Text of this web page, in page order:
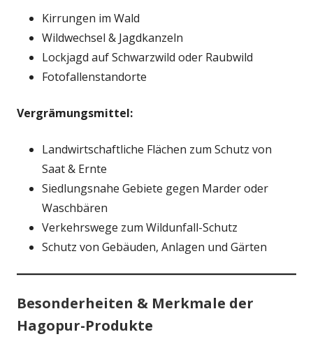
Kirrungen im Wald
Wildwechsel & Jagdkanzeln
Lockjagd auf Schwarzwild oder Raubwild
Fotofallenstandorte
Vergrämungsmittel:
Landwirtschaftliche Flächen zum Schutz von
Saat & Ernte
Siedlungsnahe Gebiete gegen Marder oder
Waschbären
Verkehrswege zum Wildunfall-Schutz
Schutz von Gebäuden, Anlagen und Gärten
Besonderheiten & Merkmale der
Hagopur-Produkte